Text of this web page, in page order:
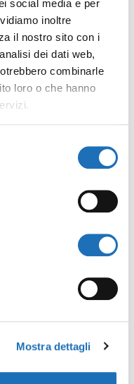
social media e per
inoltre
il nostro sito con i
dei dati web,
combinarle
loro o che hanno
Mostra dettagli